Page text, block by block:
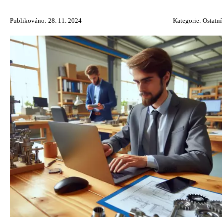
Publikováno: 28. 11. 2024 Kategorie: Ostatní